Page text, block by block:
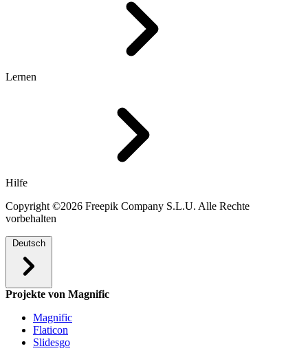
Lernen
Hilfe
Copyright ©2026 Freepik Company S.L.U. Alle Rechte
vorbehalten
Deutsch
Projekte von Magnific
Magnific
Flaticon
Slidesgo